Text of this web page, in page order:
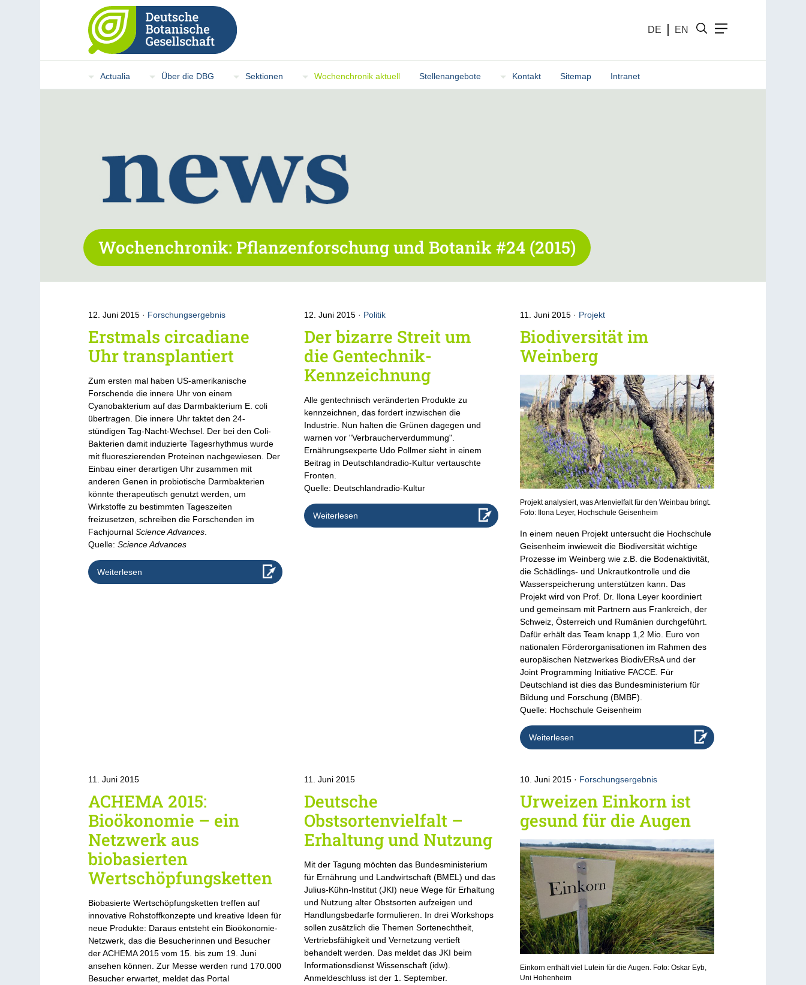
DE EN
Actualia Über die DBG Sektionen Wochenchronik aktuell Stellenangebote Kontakt Sitemap Intranet
Wochenchronik: Pflanzenforschung und Botanik #24 (2015)
12. Juni 2015 Forschungsergebnis
Erstmals circadiane
Uhr transplantiert
Zum ersten mal haben US-amerikanische
Forschende die innere Uhr von einem
Cyanobakterium auf das Darmbakterium E. coli
übertragen. Die innere Uhr taktet den 24-
stündigen Tag-Nacht-Wechsel. Der bei den Coli-
Bakterien damit induzierte Tagesrhythmus wurde
mit fluoreszierenden Proteinen nachgewiesen. Der
Einbau einer derartigen Uhr zusammen mit
anderen Genen in probiotische Darmbakterien
könnte therapeutisch genutzt werden, um
Wirkstoffe zu bestimmten Tageszeiten
freizusetzen, schreiben die Forschenden im
FachjournalScience Advances
Quelle:Science Advances
Weiterlesen
12. Juni 2015 Politik
Der bizarre Streit um
die Gentechnik-
Kennzeichnung
Alle gentechnisch veränderten Produkte zu
kennzeichnen, das fordert inzwischen die
Industrie. Nun halten die Grünen dagegen und
warnen vor "Verbraucherverdummung".
Ernährungsexperte Udo Pollmer sieht in einem
Beitrag in Deutschlandradio-Kultur vertauschte
Fronten.
Quelle: Deutschlandradio-Kultur
Weiterlesen
11. Juni 2015 Projekt
Biodiversität im
Weinberg
Projekt analysiert, was Artenvielfalt für den Weinbau bringt.
Foto: Ilona Leyer, Hochschule Geisenheim
In einem neuen Projekt untersucht die Hochschule
Geisenheim inwieweit die Biodiversität wichtige
Prozesse im Weinberg wie z.B. die Bodenaktivität,
die Schädlings- und Unkrautkontrolle und die
Wasserspeicherung unterstützen kann. Das
Projekt wird von Prof. Dr. Ilona Leyer koordiniert
und gemeinsam mit Partnern aus Frankreich, der
Schweiz, Österreich und Rumänien durchgeführt.
Dafür erhält das Team knapp 1,2 Mio. Euro von
nationalen Förderorganisationen im Rahmen des
europäischen Netzwerkes BiodivERsA und der
Joint Programming Initiative FACCE. Für
Deutschland ist dies das Bundesministerium für
Bildung und Forschung (BMBF).
Quelle: Hochschule Geisenheim
Weiterlesen
11. Juni 2015
ACHEMA 2015:
Bioökonomie – ein
Netzwerk aus
biobasierten
Wertschöpfungsketten
Biobasierte Wertschöpfungsketten treffen auf
innovative Rohstoffkonzepte und kreative Ideen für
neue Produkte: Daraus entsteht ein Bioökonomie-
Netzwerk, das die Besucherinnen und Besucher
der ACHEMA 2015 vom 15. bis zum 19. Juni
ansehen können. Zur Messe werden rund 170.000
Besucher erwartet, meldet das Portal
11. Juni 2015
Deutsche
Obstsortenvielfalt –
Erhaltung und Nutzung
Mit der Tagung möchten das Bundesministerium
für Ernährung und Landwirtschaft (BMEL) und das
Julius-Kühn-Institut (JKI) neue Wege für Erhaltung
und Nutzung alter Obstsorten aufzeigen und
Handlungsbedarfe formulieren. In drei Workshops
sollen zusätzlich die Themen Sortenechtheit,
Vertriebsfähigkeit und Vernetzung vertieft
behandelt werden. Das meldet das JKI beim
Informationsdienst Wissenschaft (idw).
Anmeldeschluss ist der 1. September.
10. Juni 2015 Forschungsergebnis
Urweizen Einkorn ist
gesund für die Augen
Einkorn enthält viel Lutein für die Augen. Foto: Oskar Eyb,
Uni Hohenheim